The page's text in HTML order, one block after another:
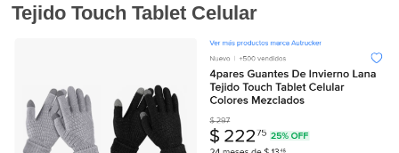
Tejido Touch Tablet Celular